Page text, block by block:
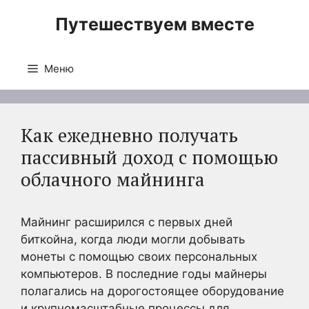
Путешествуем вместе
Меню
Как ежедневно получать
пассивный доход с помощью
облачного майнинга
Майнинг расширился с первых дней
биткойна, когда люди могли добывать
монеты с помощью своих персональных
компьютеров. В последние годы майнеры
полагались на дорогостоящее оборудование